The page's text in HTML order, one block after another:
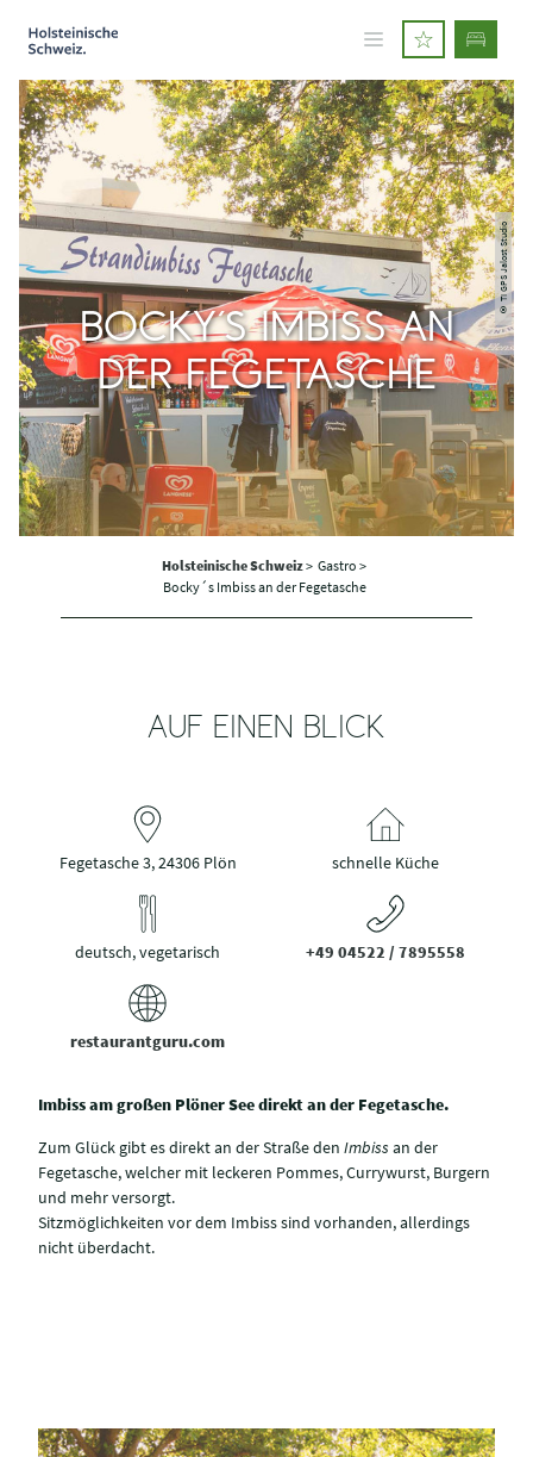
© TI GPS Jalost Studio
BOCKY´S IMBISS AN
DER FEGETASCHE
Holsteinische Schweiz> Gastro >
Bocky´s Imbiss an der Fegetasche
AUF EINEN BLICK
Fegetasche 3, 24306 Plön schnelle Küche
deutsch, vegetarisch +49 04522 / 7895558
restaurantguru.com
Imbiss am großen Plöner See direkt an der Fegetasche.
Zum Glück gibt es direkt an der Straße den Imbiss an der
Fegetasche, welcher mit leckeren Pommes, Currywurst, Burgern
und mehr versorgt.
Sitzmöglichkeiten vor dem Imbiss sind vorhanden, allerdings
nicht überdacht.